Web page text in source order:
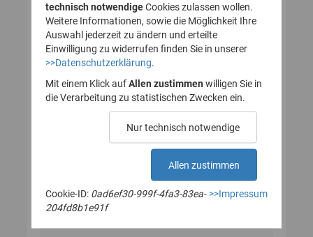
(Registrierung):
1. Nutzerkonto erstellen
des Nutzerkontos
bestätigen
3. Nutzerdaten angeben
technisch notwendigeCookies zulassen wollen.
Weitere Informationen, sowie die Möglichkeit Ihre
Auswahl jederzeit zu ändern und erteilte
Einwilligung zu widerrufen finden Sie in unserer
>>Datenschutzerklärung
Mit einem Klick auf Allen zustimmen willigen Sie in
die Verarbeitung zu statistischen Zwecken ein.
Nur technisch notwendige
Allen zustimmen
Cookie-ID: 0ad6ef30-999f-4fa3-83ea-
204fd8b1e91f
>>Impressum